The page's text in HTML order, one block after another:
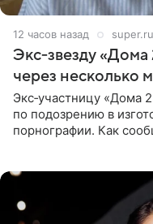
12 часов назад super.ru
Экс‑звезду
через несколько
Экс‑участницу «Дома
по подозрению в
порнографии. Как